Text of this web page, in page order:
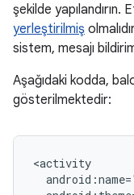
şekilde yapılandırın.
yerleştirilmiş
sistem, mesajı
Aşağıdaki kodda,
gösterilmektedir: